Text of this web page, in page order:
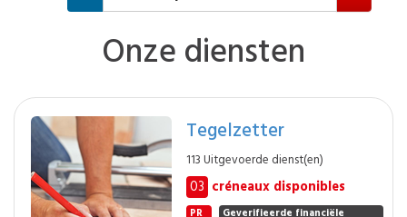
i
Onze diensten
Tegelzetter
113 Uitgevoerde dienst(en)
03 créneaux disponibles
PR
Geverifieerde financiële